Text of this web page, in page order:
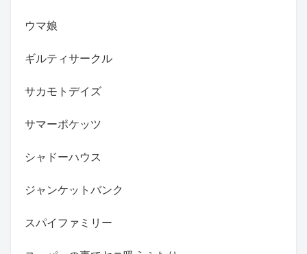
ウマ娘
ギルティサークル
サカモトデイズ
サマーポケッツ
シャドーハウス
ジャンケットバンク
スパイファミリー